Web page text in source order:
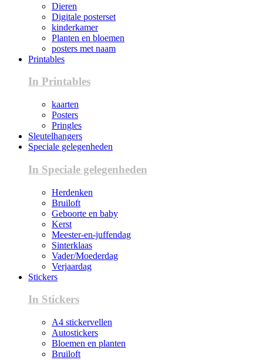
Dieren
Digitale posterset
kinderkamer
Planten en bloemen
posters met naam
Printables
In Printables
kaarten
Posters
Pringles
Sleutelhangers
Speciale gelegenheden
In Speciale gelegenheden
Herdenken
Bruiloft
Geboorte en baby
Kerst
Meester-en-juffendag
Sinterklaas
Vader/Moederdag
Verjaardag
Stickers
In Stickers
A4 stickervellen
Autostickers
Bloemen en planten
Bruiloft